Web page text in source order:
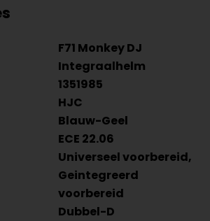
F71 Monkey DJ
Integraalhelm
1351985
HJC
Blauw-Geel
ECE 22.06
Universeel voorbereid,
Geintegreerd
voorbereid
Dubbel-D